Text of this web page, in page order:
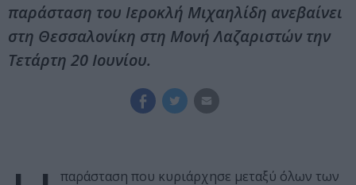
παράσταση του Ιεροκλή Μιχαηλίδη ανεβαίνει
στη Θεσσαλονίκη στη Μονή Λαζαριστών την
Τετάρτη 20 Ιουνίου.
παράσταση που κυριάρχησε μεταξύ όλων των